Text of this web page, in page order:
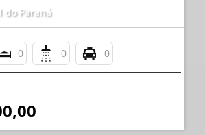
do Paraná
0 0 0